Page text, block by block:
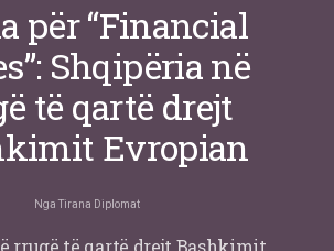
për “Financial
Shqipëria në
të qartë drejt
Evropian
Nga Tirana Diplomat